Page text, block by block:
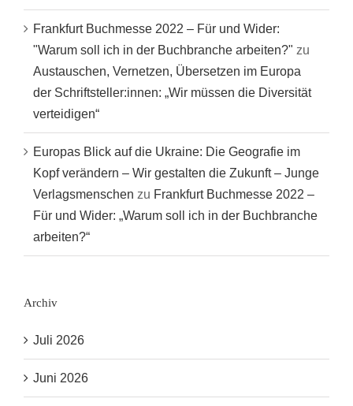
Frankfurt Buchmesse 2022 – Für und Wider:
"Warum soll ich in der Buchbranche arbeiten?" zu
Austauschen, Vernetzen, Übersetzen im Europa
der Schriftsteller:innen: „Wir müssen die Diversität
verteidigen“
Europas Blick auf die Ukraine: Die Geografie im
Kopf verändern – Wir gestalten die Zukunft – Junge
Verlagsmenschen zu Frankfurt Buchmesse 2022 –
Für und Wider: „Warum soll ich in der Buchbranche
arbeiten?“
Archiv
Juli 2026
Juni 2026